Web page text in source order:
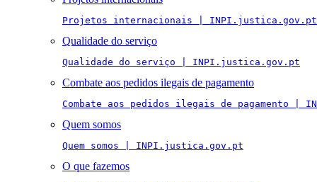
Projetos internacionais | INPI.justica.gov.pt
Qualidade do serviço
Qualidade do serviço | INPI.justica.gov.pt
Combate aos pedidos ilegais de pagamento
Combate aos pedidos ilegais de pagamento |
Quem somos
Quem somos | INPI.justica.gov.pt
O que fazemos